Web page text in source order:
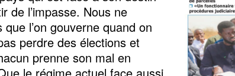
de l’impasse. Nous ne
l’on gouverne quand on
perdre des élections et
prenne son mal en
le régime actuel face aussi